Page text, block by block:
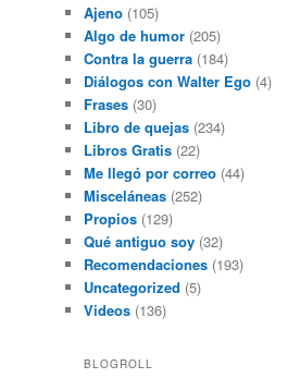
Ajeno (105)
Algo de humor (205)
Contra la guerra (184)
Diálogos con Walter Ego (4)
Frases (30)
Libro de quejas (234)
Libros Gratis (22)
Me llegó por correo (44)
Misceláneas (252)
Propios (129)
Qué antiguo soy (32)
Recomendaciones (193)
Uncategorized (5)
Videos (136)
BLOGROLL